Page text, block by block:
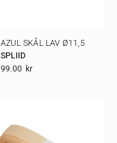
AZUL SKÅL LAV Ø11,5
SPLIID
99.00 Kr